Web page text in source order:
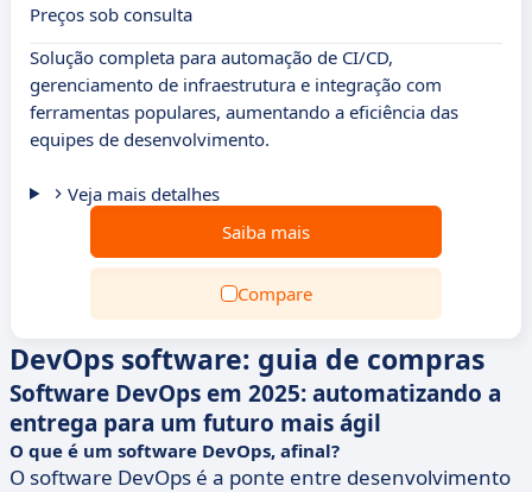
Preços sob consulta
Solução completa para automação de CI/CD,
gerenciamento de infraestrutura e integração com
ferramentas populares, aumentando a eficiência das
equipes de desenvolvimento.
Veja mais detalhes
Saiba mais
Compare
DevOps software: guia de compras
Software DevOps em 2025: automatizando a
entrega para um futuro mais ágil
O que é um software DevOps, afinal?
O software DevOps é a ponte entre desenvolvimento